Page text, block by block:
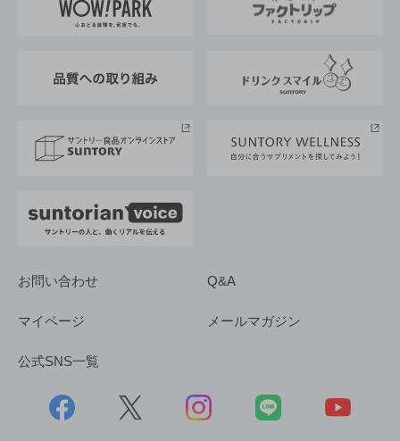
地域情報
サントリーサンバーズ大阪
サントリーが考えるサステナビリティ経営
企業概要
採用情報
お問い合わせ Q&A
マイページ メールマガジン
公式SNS一覧